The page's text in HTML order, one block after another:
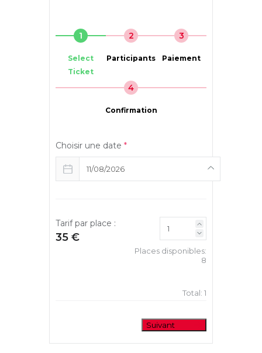
1
Select
Ticket
2
Participants
3
Paiement
4
Confirmation
Choisir une date *
11/08/2026
Tarif par place :
35 €
Places disponibles:
8
Total: 1
Suivant